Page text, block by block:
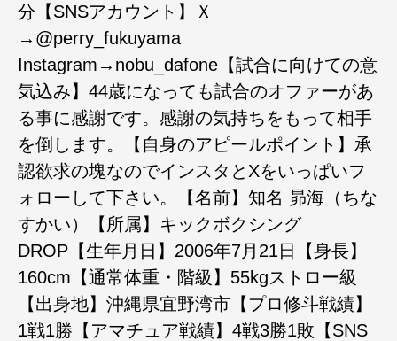
分【SNSアカウント】Ｘ
→@perry_fukuyama
Instagram→nobu_dafone【試合に向けての意
気込み】44歳になっても試合のオファーがあ
る事に感謝です。感謝の気持ちをもって相手
を倒します。【自身のアピールポイント】承
認欲求の塊なのでインスタとXをいっぱいフ
ォローして下さい。【名前】知名 昴海（ちな
すかい）【所属】キックボクシング
DROP【生年月日】2006年7月21日【身長】
160cm【通常体重・階級】55kgストロー級
【出身地】沖縄県宜野湾市【プロ修斗戦績】
1戦1勝【アマチュア戦績】4戦3勝1敗【SNS